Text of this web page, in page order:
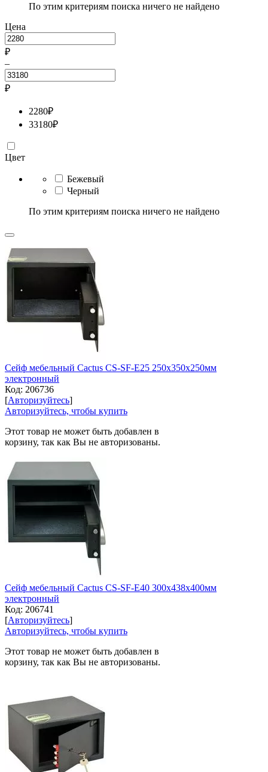
По этим критериям поиска ничего не найдено
Цена
₽
–
₽
2280₽
33180₽
Цвет
Бежевый
Черный
По этим критериям поиска ничего не найдено
Сейф мебельный Cactus CS-SF-E25 250x350x250мм
электронный
Код: 206736
[Авторизуйтесь]
Авторизуйтесь, чтобы купить
Этот товар не может быть добавлен в
корзину, так как Вы не авторизованы.
Сейф мебельный Cactus CS-SF-E40 300x438x400мм
электронный
Код: 206741
[Авторизуйтесь]
Авторизуйтесь, чтобы купить
Этот товар не может быть добавлен в
корзину, так как Вы не авторизованы.